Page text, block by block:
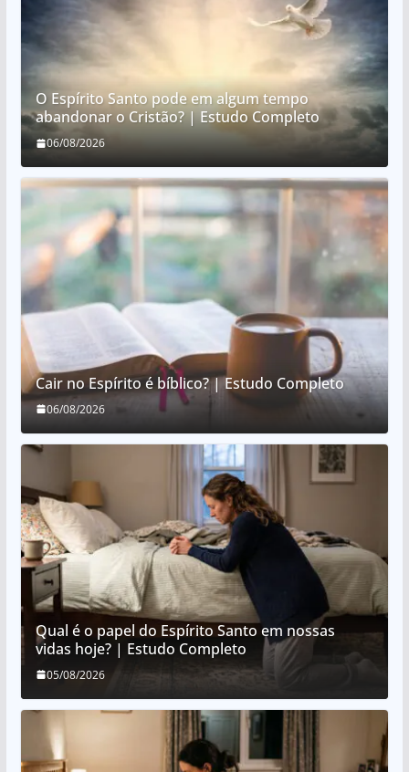
O Espírito Santo pode em algum tempo
abandonar o Cristão? | Estudo Completo
06/08/2026
Cair no Espírito é bíblico? | Estudo Completo
06/08/2026
Qual é o papel do Espírito Santo em nossas
vidas hoje? | Estudo Completo
05/08/2026